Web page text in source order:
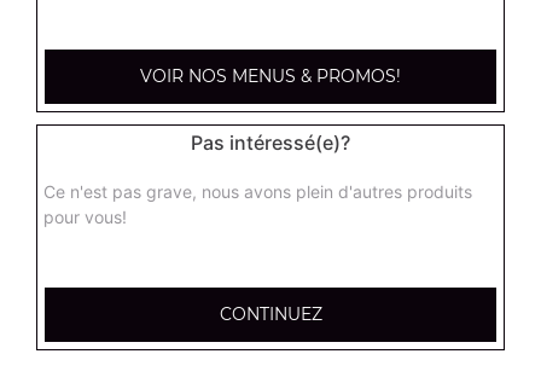
17.95€
Base sauce tomate, boeuf, jambon, poulet, merguez
supreme sucuk large
Base sauce tomate, oignons, poivrons, champignons,
VOIR NOS MENUS & PROMOS!
Pas intéressé(e)?
Ce n'est pas grave, nous avons plein d'autres produits
pour vous!
CONTINUEZ